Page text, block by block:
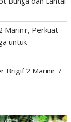
Marinir, Perkuat
untuk
Brigif 2 Marinir 7